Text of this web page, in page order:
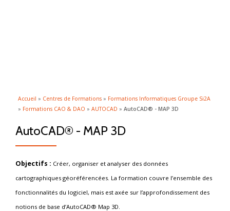
Accueil » Centres de Formations » Formations Informatiques Groupe Si2A
» Formations CAO & DAO » AUTOCAD » AutoCAD® - MAP 3D
AutoCAD® - MAP 3D
Objectifs : Créer, organiser et analyser des données
cartographiques géoréférencées. La formation couvre l’ensemble des
fonctionnalités du logiciel, mais est axée sur l’approfondissement des
notions de base d’AutoCAD® Map 3D.